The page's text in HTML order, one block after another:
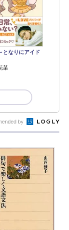
となりにアイド
菜
by